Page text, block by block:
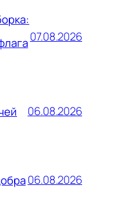
07.08.2026
06.08.2026
06.08.2026